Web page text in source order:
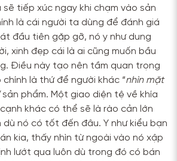
tiếp xúc ngay khi chạm vào sản
là cái người ta dùng để đánh giá
đầu tiên gặp gỡ, nó y như dung
xinh đẹp cái là ai cũng muốn bầu
Điều này tạo nên tầm quan trọng
là thứ để người khác “nhìn mặt
sản phẩm. Một giao diện tệ về khía
khác có thể sẽ là rào cản lớn
dù nó có tốt đến đâu. Y như kiểu bạn
kia, thấy nhìn từ ngoài vào nó xập
lướt qua luôn dù trong đó có bán